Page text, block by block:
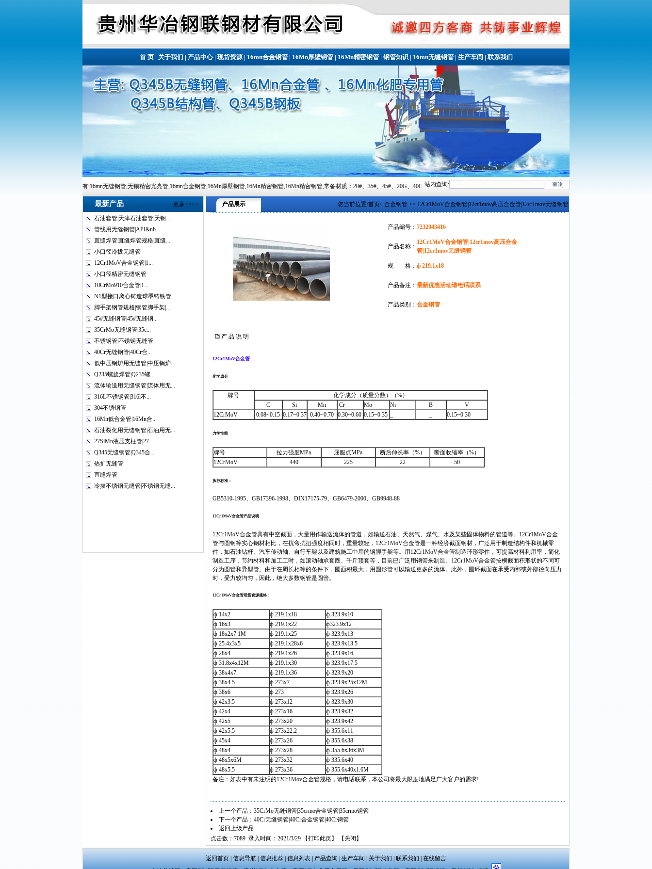
首 页| 关于我们 | 产品中心| 现货资源| 16mn合金钢管| 16Mn厚壁钢管| 16Mn精密钢管| 钢管知识| 16mn无缝钢管| 生产车间 | 联系我们
公司欢迎您的到来!本站主营有:16mn无缝钢管,无锡精密光亮管,16mn合金钢管,16Mn厚壁钢管,16Mn精密钢管,16Mn精密钢管,常备材质：20#、35#、45#、20G、40Cr、20Cr、16Mn-45Mn、27SiMn、Cr5Mo、12CrMo(T12)、12Cr1MoV、12Cr1MoVG、
站内查询:
最新产品 更多>>>>
石油套管|天津石油套管|天钢...
管线用无缝钢管|API&nb...
直缝焊管|直缝焊管规格|直缝...
小口径冷拔无缝管
12Cr1MoV合金钢管|1...
小口径精密无缝钢管
10CrMo910合金管|1...
N1型接口离心铸造球墨铸铁管...
脚手架钢管规格|钢管脚手架|...
45#无缝钢管|45#无缝钢...
35CrMo无缝钢管|35c...
不锈钢管|不锈钢无缝管
40Cr无缝钢管|40Cr合...
低中压锅炉用无缝管|中压锅炉...
Q235螺旋焊管|Q235螺...
流体输送用无缝钢管|流体用无...
316L不锈钢管|316l不...
304不锈钢管
16Mn低合金管|16Mn合...
石油裂化用无缝钢管|石油用无...
27SiMn液压支柱管|27...
Q345无缝钢管|Q345合...
热扩无缝管
直缝焊管
冷拔不锈钢无缝管|不锈钢无缝...
产品展示 您当前位置:首页/ 合金钢管 >> 12Cr1MoV合金钢管|12cr1mov高压合金管|12cr1mov无缝钢管
产品编号： 7232043416
产品名称：
12Cr1MoV合金钢管|12cr1mov高压合金
管|12cr1mov无缝钢管
规 格： ф 219.1x18
产品备注： 最新优惠活动请电话联系
产品类别： 合金钢管
产 品 说 明
12Cr1MoV合金管
化学成分
牌号
化学成分（质量分数）（%）
C
Si Mn Cr Mo Ni B
V
12CrMoV
0.08~0.15 0.17~0.37 0.40~0.70 0.30~0.60 0.15~0.35 0.15~0.30
力学性能
牌号 拉力强度MPa 屈服点MPa 断后伸长率（%）
断面收缩率（%）
12CrMoV
440 225 22 50
执行标准：
GB5310-1995、GB17396-1998、DIN17175-79、GB6479-2000、GB9948-88
12Cr1MoV合金管产品说明
12Cr1MoV合金管具有中空截面，大量用作输送流体的管道，如输送石油、天然气、煤气、水及某些固体物料的管道等。12Cr1MoV合金
管与圆钢等实心钢材相比，在抗弯抗扭强度相同时，重量较轻，12Cr1MoV合金管是一种经济截面钢材，广泛用于制造结构件和机械零
件，如石油钻杆、汽车传动轴、自行车架以及建筑施工中用的钢脚手架等。用12Cr1MoV合金管制造环形零件，可提高材料利用率，简化
制造工序，节约材料和加工工时，如滚动轴承套圈、千斤顶套等，目前已广泛用钢管来制造。12Cr1MoV合金管按横截面积形状的不同可
分为圆管和异型管。由于在周长相等的条件下，圆面积最大，用圆形管可以输送更多的流体。此外，圆环截面在承受内部或外部径向压力
时，受力较均匀，因此，绝大多数钢管是圆管。
12Cr1MoV合金管现货资源规格：
ф 14x2 ф 219.1x18
ф 323.9x10
ф 16x3
ф 219.1x22
ф323.9x12
ф 18x2x7.1M
ф 219.1x25
ф 323.9x13
ф 25.4x3x5
ф 219.1x28x6
ф 323.9x13.5
ф 28x4
ф 219.1x26
ф 323.9x16
ф 31.8x4x12M
ф 219.1x30
ф 323.9x17.5
ф 38x4x7
ф 219.1x36
ф 323.9x20
ф 38x4.5
ф 273x7
ф 323.9x25x12M
ф 38x6
ф 273
ф 323.9x26
ф 42x3.5
ф 273x12
ф 323.9x30
ф 42x4
ф 273x16
ф 323.9x32
ф 42x5
ф 273x20
ф 323.9x42
ф 42x5.5
ф 273x22.2
ф 355.6x11
ф 45x4
ф 273x26
ф 355.6x38
ф 48x4
ф 273x28
ф 355.6x36x3M
ф 48x5x6M
ф 273x32
ф 335.6x40
ф 48x5.5
ф 273x36
ф 355.6x40x1.6M
备注：如表中有未注明的12Cr1Mov合金管规格，请电话联系，本公司将最大限度地满足广大客户的需求!
上一个产品： 35CrMo无缝钢管|35crmo合金钢管|35crmo钢管
下一个产品： 40Cr无缝钢管|40Cr合金钢管|40Cr钢管
返回上级产品
点击数：7089 录入时间：2021/3/29 【打印此页】 【 关闭 】
返回首页 信息导航 信息推荐 信息列表 产品查询 生产车间 关于我们 联系我们
在线留言